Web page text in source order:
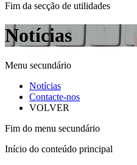
Fim da secção de utilidades
Notícias
Menu secundário
Notícias
Contacte-nos
VOLVER
Fim do menu secundário
Início do conteúdo principal